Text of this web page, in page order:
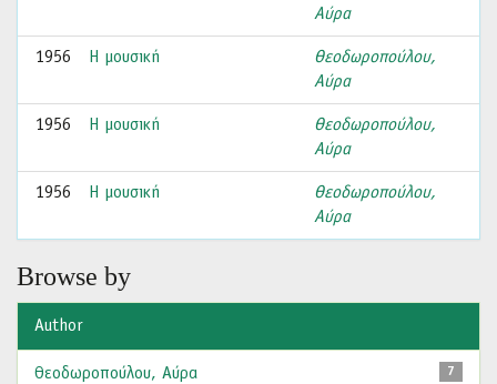
Αύρα
1956 Η μουσική
Θεοδωροπούλου,
Αύρα
1956 Η μουσική
Θεοδωροπούλου,
Αύρα
1956 Η μουσική
Θεοδωροπούλου,
Αύρα
Browse by
Author
7
Θεοδωροπούλου, Αύρα